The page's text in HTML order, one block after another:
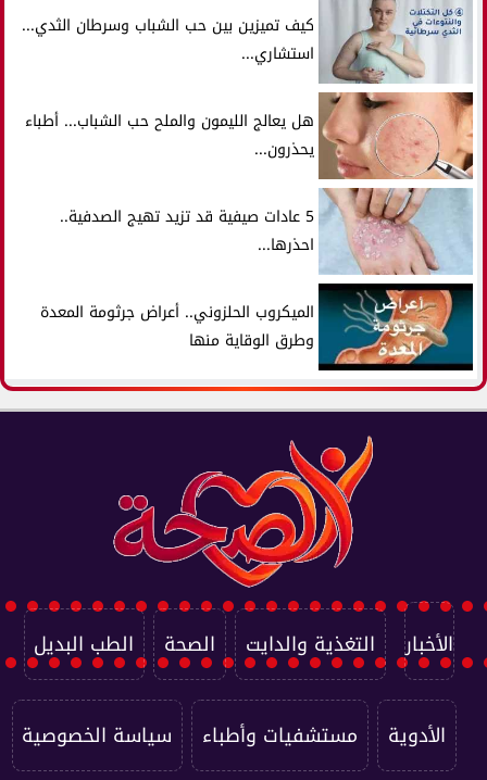
كيف تميزين بين حب الشباب وسرطان الثدي...
استشاري...
هل يعالج الليمون والملح حب الشباب... أطباء
يحذرون...
5 عادات صيفية قد تزيد تهيج الصدفية..
احذرها...
الميكروب الحلزوني.. أعراض جرثومة المعدة
وطرق الوقاية منها
الأخبار التغذية والدايت الصحة الطب البديل
الأدوية مستشفيات وأطباء سياسة الخصوصية